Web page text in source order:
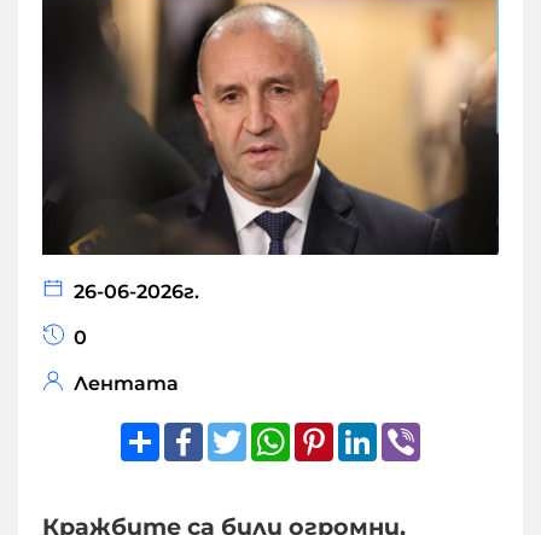
26-06-2026г.
0
Лентата
ShareFacebook
TwitterWhatsApp
Pinterest
LinkedIn
Кражбите са били огромни,